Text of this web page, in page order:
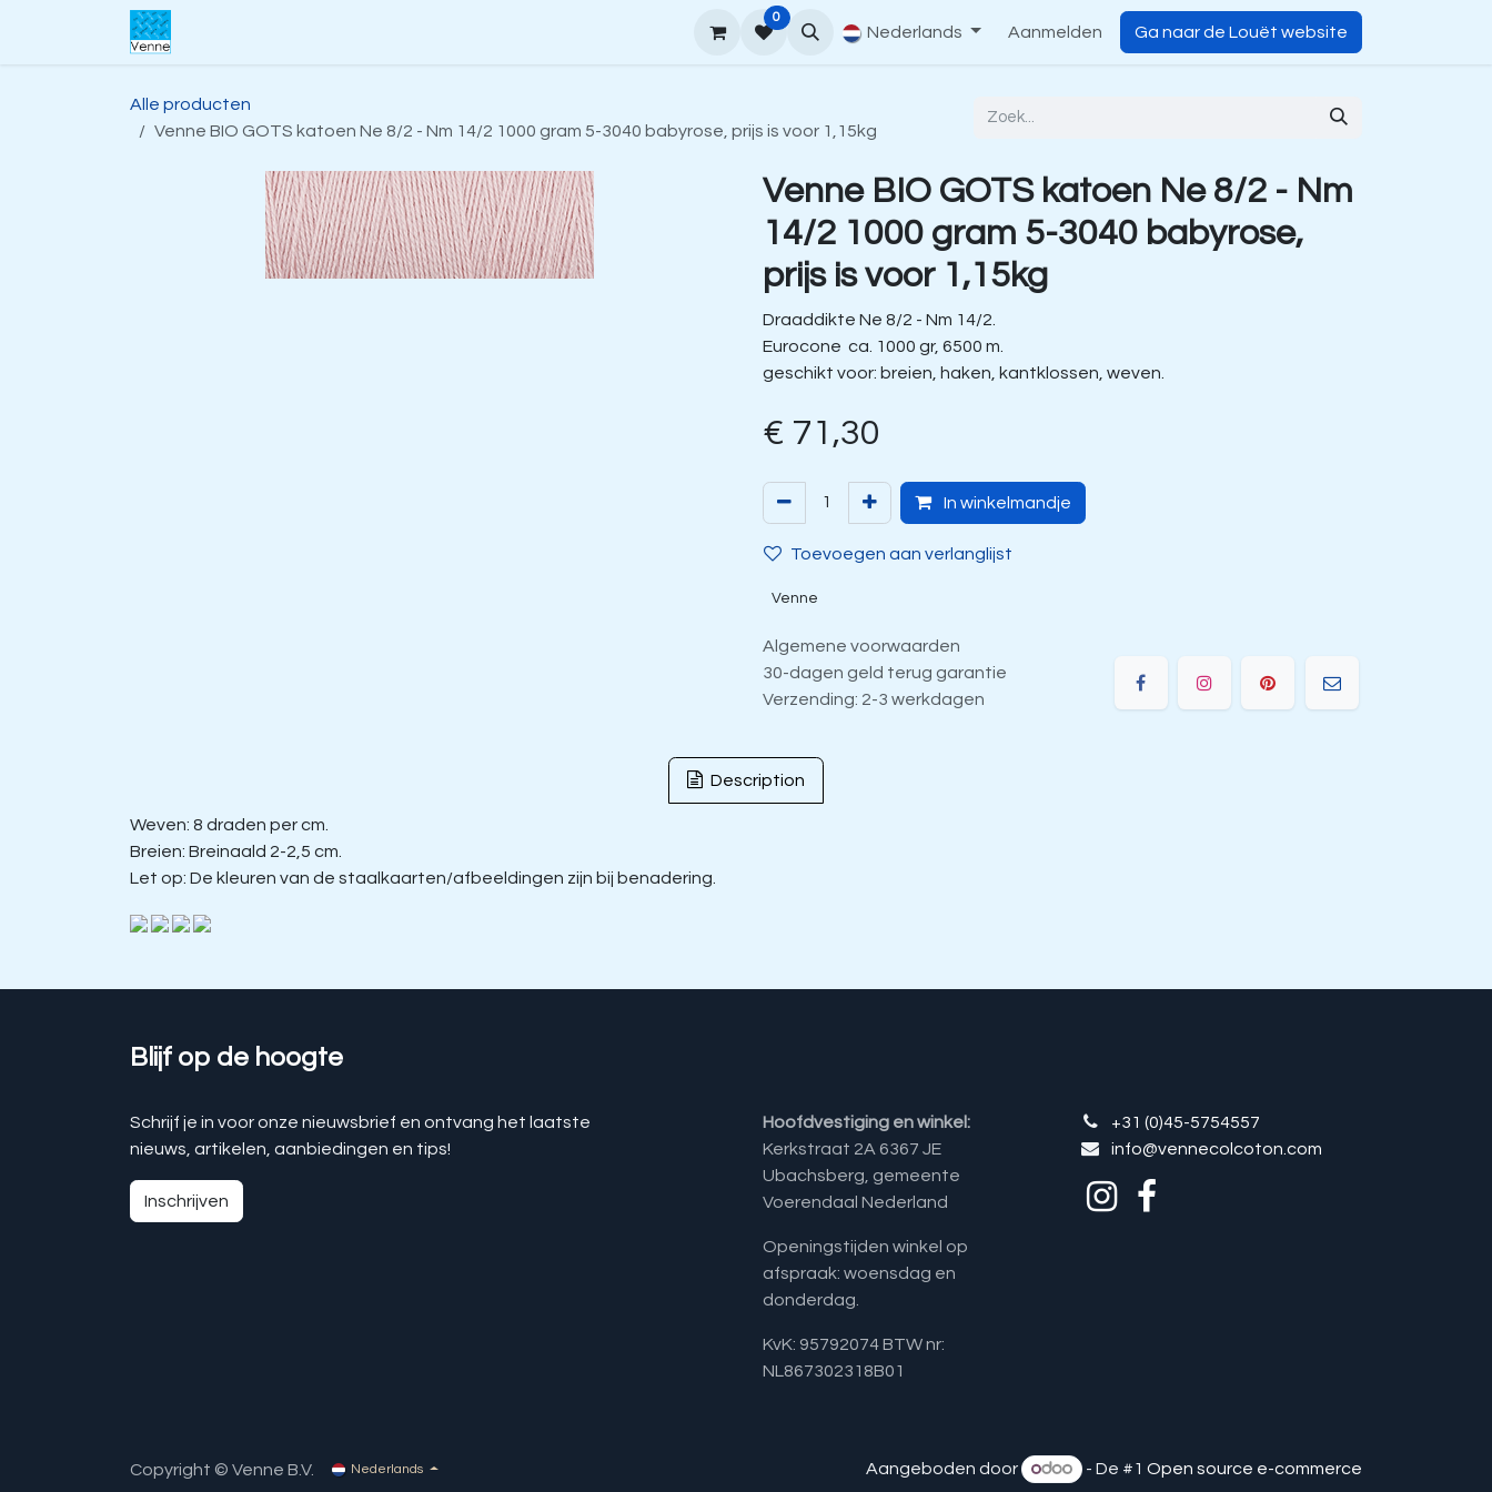
Overslaan naar inhoud
Hoe te bestellen Contact
0
Nederlands Aanmelden Ga naar de Louët website
Alle producten
Venne BIO GOTS katoen Ne 8/2 - Nm 14/2 1000 gram 5-3040 babyrose, prijs is voor 1,15kg
Venne BIO GOTS katoen Ne 8/2 - Nm
14/2 1000 gram 5-3040 babyrose,
prijs is voor 1,15kg
Draaddikte Ne 8/2 - Nm 14/2.
Eurocone ca. 1000 gr, 6500 m.
geschikt voor: breien, haken, kantklossen, weven.
€ 71,30
In winkelmandje
Toevoegen aan verlanglijst
Venne
Algemene voorwaarden
30-dagen geld terug garantie
Verzending: 2-3 werkdagen
Description
Weven: 8 draden per cm.
Breien: Breinaald 2-2,5 cm.
Let op: De kleuren van de staalkaarten/afbeeldingen zijn bij benadering.
Blijf op de hoogte
Schrijf je in voor onze nieuwsbrief en ontvang het laatste
nieuws, artikelen, aanbiedingen en tips!
Inschrijven
Hoofdvestiging en winkel:
Kerkstraat 2A 6367 JE
Ubachsberg, gemeente
Voerendaal Nederland
Openingstijden winkel op
afspraak: woensdag en
donderdag.
KvK: 95792074 BTW nr:
NL867302318B01
+31 (0)45-5754557
info@vennecolcoton.com
Copyright © Venne B.V. Nederlands Aangeboden door - De #1 Open source e-commerce